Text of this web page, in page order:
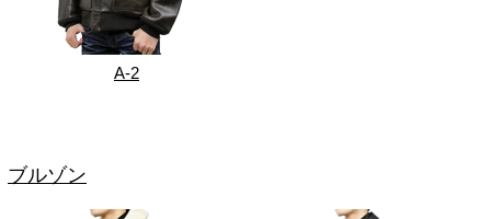
A-2
ブルゾン